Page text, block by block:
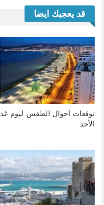
قد يعجبك ايضا
توقعات أحوال الطقس ليوم غد
الأحد